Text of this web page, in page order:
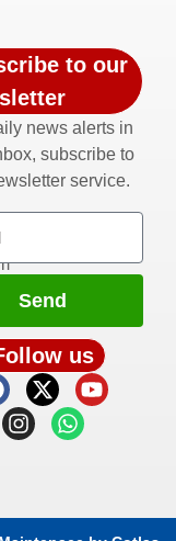
to our
news alerts in
subscribe to
service.
Send
us